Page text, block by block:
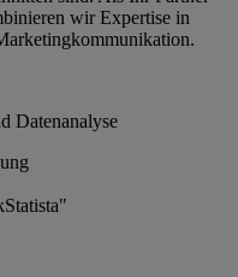
wir Expertise in
Datenanalyse